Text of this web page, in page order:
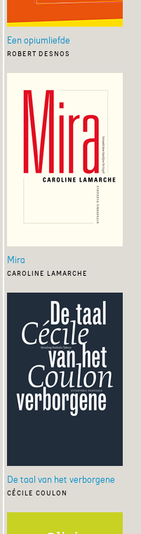
Een opiumliefde
robert desnos
Mira
caroline lamarche
De taal van het verborgene
cécile coulon